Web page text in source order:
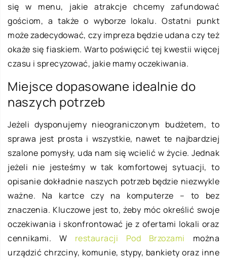
się w menu, jakie atrakcje chcemy zafundować
gościom, a także o wyborze lokalu. Ostatni punkt
może zadecydować, czy impreza będzie udana czy też
okaże się fiaskiem. Warto poświęcić tej kwestii więcej
czasu i sprecyzować, jakie mamy oczekiwania.
Miejsce dopasowane idealnie do
naszych potrzeb
Jeżeli dysponujemy nieograniczonym budżetem, to
sprawa jest prosta i wszystkie, nawet te najbardziej
szalone pomysły, uda nam się wcielić w życie. Jednak
jeżeli nie jesteśmy w tak komfortowej sytuacji, to
opisanie dokładnie naszych potrzeb będzie niezwykle
ważne. Na kartce czy na komputerze – to bez
znaczenia. Kluczowe jest to, żeby móc określić swoje
oczekiwania i skonfrontować je z ofertami lokali oraz
cennikami. W restauracji Pod Brzozami można
urządzić chrzciny, komunie, stypy, bankiety oraz inne